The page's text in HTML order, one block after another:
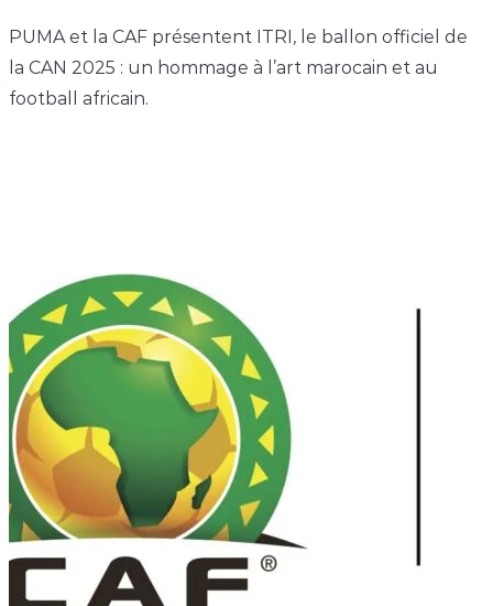
PUMA et la CAF présentent ITRI, le ballon officiel de
la CAN 2025 : un hommage à l’art marocain et au
football africain.